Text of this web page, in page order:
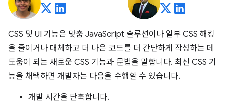
CSS 및 UI 기능은 맞춤 JavaScript 솔루션이나 일부 CSS 해킹
을 줄이거나 대체하고 더 나은 코드를 더 간단하게 작성하는 데
도움이 되는 새로운 CSS 기능과 문법을 말합니다. 최신 CSS 기
능을 채택하면 개발자는 다음을 수행할 수 있습니다.
개발 시간을 단축합니다.